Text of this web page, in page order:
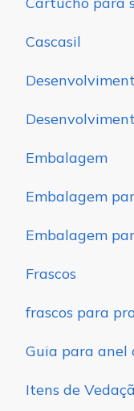
Cascasil
Embalagem
Embalagem
Embalagem
Frascos
frascos para
Guia para anel
Itens de